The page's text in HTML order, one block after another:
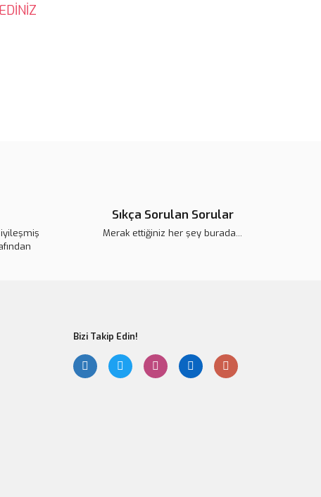
Sıkça Sorulan Sorular
Merak ettiğiniz her şey burada...
Bizi Takip Edin!